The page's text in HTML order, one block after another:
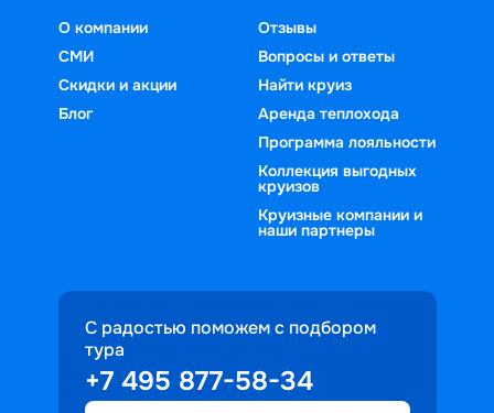
О компании
СМИ
Скидки и акции
Блог
Отзывы
Вопросы и ответы
Найти круиз
Аренда теплохода
Программа лояльности
Коллекция выгодных
круизов
Круизные компании и
наши партнеры
С радостью поможем с подбором
тура
+7 495 877-58-34